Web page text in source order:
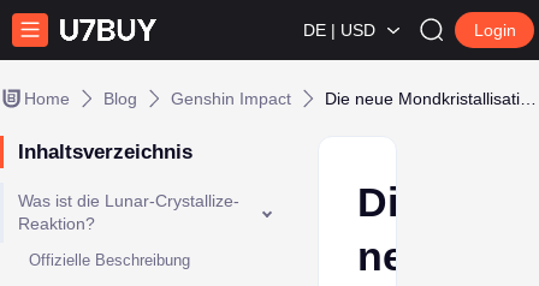
DE | USD Login
Home Blog Genshin Impact
Inhaltsverzeichnis
Was ist die Lunar‐Crystallize-
Reaktion?
Offizielle Beschreibung
Die
neue